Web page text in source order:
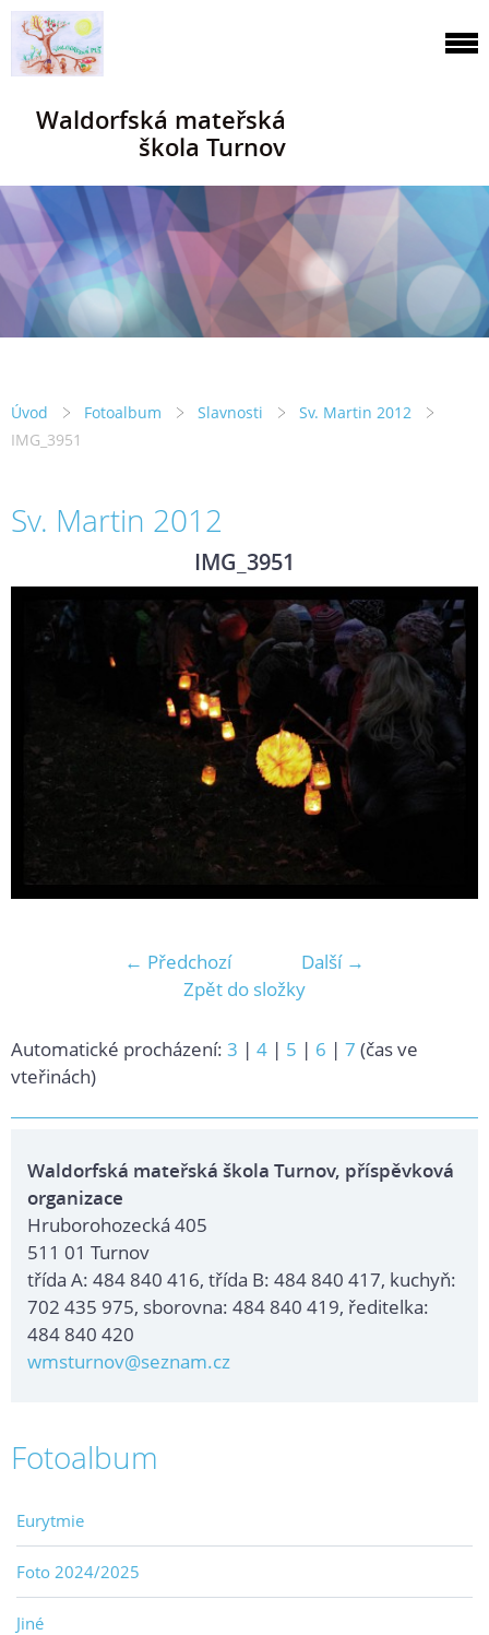
Waldorfská mateřská
škola Turnov
Úvod Fotoalbum Slavnosti
Sv. Martin 2012
IMG_3951
Sv. Martin 2012
IMG_3951
← Předchozí
Další →
Zpět do složky
Automatické procházení: 3 | 4 | 5 | 6 | 7 (čas ve
vteřinách)
Waldorfská mateřská škola Turnov, příspěvková
organizace
Hruborohozecká 405
511 01 Turnov
třída A: 484 840 416, třída B: 484 840 417, kuchyň:
702 435 975, sborovna: 484 840 419, ředitelka:
484 840 420
wmsturnov@seznam.cz
Fotoalbum
Eurytmie
Foto 2024/2025
Jiné